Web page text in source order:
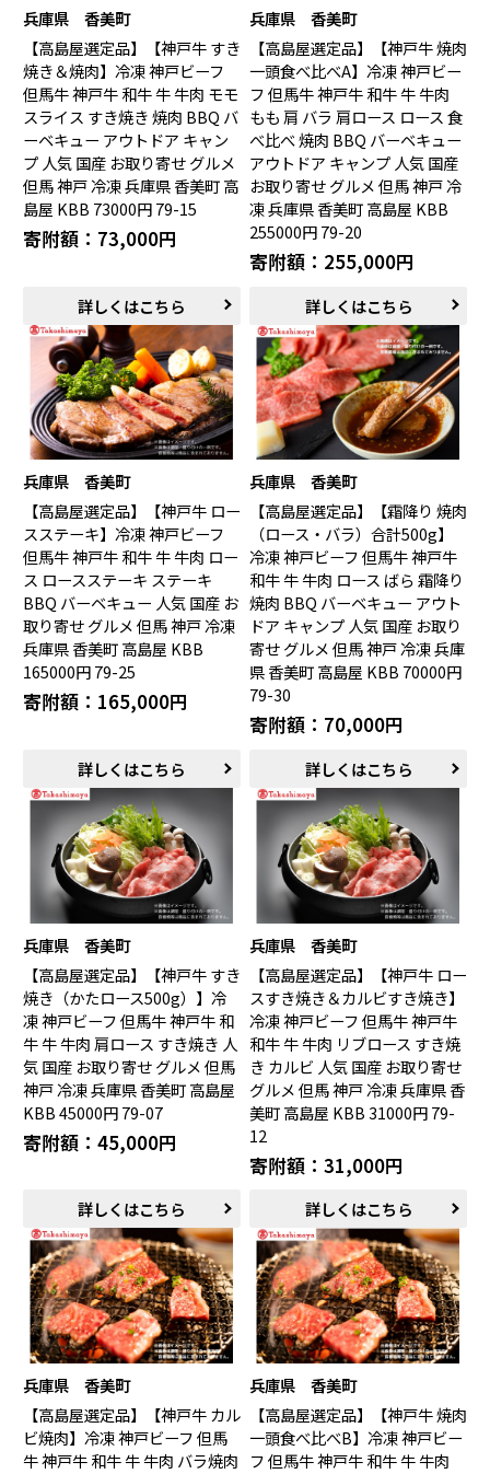
中国エリア
米子市（鳥取県）倉吉市（鳥取県）
境港市（鳥取県）琴浦町（鳥取県）
日吉津村（鳥取県）大山町（鳥取県）
南部町（鳥取県）伯耆町（鳥取県）
日南町（鳥取県）日野町（鳥取県）
江府町（鳥取県）
松江市（島根県）
大田市（島根県）
安来市（島根県）
岡山市（岡山県）
倉敷市（岡山県）
四国エリア
小豆島町（香川県）松山市（愛媛県）
東温市（愛媛県）砥部町（愛媛県）
九州エリア
壱岐市（長崎県）
西海市（長崎県）
宇城市（熊本県）指宿市（鹿児島県）
兵庫県 香美町
【高島屋選定品】【神戸牛 すき
焼き＆焼肉】冷凍 神戸ビーフ
但馬牛 神戸牛 和牛 牛 牛肉 モモ
スライス すき焼き 焼肉 BBQ バ
ーベキュー アウトドア キャン
プ 人気 国産 お取り寄せ グルメ
但馬 神戸 冷凍 兵庫県 香美町 高
島屋 KBB 73000円 79-15
寄附額：73,000円
詳しくはこちら
兵庫県 香美町
【高島屋選定品】【神戸牛 焼肉
一頭食べ比べA】冷凍 神戸ビー
フ 但馬牛 神戸牛 和牛 牛 牛肉
もも 肩 バラ 肩ロース ロース 食
べ比べ 焼肉 BBQ バーベキュー
アウトドア キャンプ 人気 国産
お取り寄せ グルメ 但馬 神戸 冷
凍 兵庫県 香美町 高島屋 KBB
255000円 79-20
寄附額：255,000円
詳しくはこちら
兵庫県 香美町
【高島屋選定品】【神戸牛 ロー
スステーキ】冷凍 神戸ビーフ
但馬牛 神戸牛 和牛 牛 牛肉 ロー
ス ロースステーキ ステーキ
BBQ バーベキュー 人気 国産 お
取り寄せ グルメ 但馬 神戸 冷凍
兵庫県 香美町 高島屋 KBB
165000円 79-25
寄附額：165,000円
詳しくはこちら
兵庫県 香美町
【高島屋選定品】【霜降り 焼肉
（ロース・バラ）合計500g】
冷凍 神戸ビーフ 但馬牛 神戸牛
和牛 牛 牛肉 ロース ばら 霜降り
焼肉 BBQ バーベキュー アウト
ドア キャンプ 人気 国産 お取り
寄せ グルメ 但馬 神戸 冷凍 兵庫
県 香美町 高島屋 KBB 70000円
79-30
寄附額：70,000円
詳しくはこちら
兵庫県 香美町
【高島屋選定品】【神戸牛 すき
焼き（かたロース500g）】冷
凍 神戸ビーフ 但馬牛 神戸牛 和
牛 牛 牛肉 肩ロース すき焼き 人
気 国産 お取り寄せ グルメ 但馬
神戸 冷凍 兵庫県 香美町 高島屋
KBB 45000円 79-07
寄附額：45,000円
詳しくはこちら
兵庫県 香美町
【高島屋選定品】【神戸牛 ロー
スすき焼き＆カルビすき焼き】
冷凍 神戸ビーフ 但馬牛 神戸牛
和牛 牛 牛肉 リブロース すき焼
き カルビ 人気 国産 お取り寄せ
グルメ 但馬 神戸 冷凍 兵庫県 香
美町 高島屋 KBB 31000円 79-
12
寄附額：31,000円
詳しくはこちら
兵庫県 香美町
【高島屋選定品】【神戸牛 カル
ビ焼肉】冷凍 神戸ビーフ 但馬
牛 神戸牛 和牛 牛 牛肉 バラ焼肉
兵庫県 香美町
【高島屋選定品】【神戸牛 焼肉
一頭食べ比べB】冷凍 神戸ビー
フ 但馬牛 神戸牛 和牛 牛 牛肉